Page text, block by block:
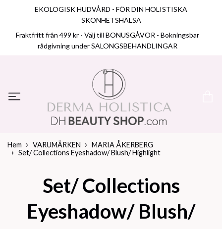
EKOLOGISK HUDVÅRD - FÖR DIN HOLISTISKA
SKÖNHETSHÄLSA
Fraktfritt från 499 kr - Välj till BONUSGÅVOR - Bokningsbar
rådgivning under SALONGSBEHANDLINGAR
Hem VARUMÄRKEN
MARIA ÅKERBERG
Set/ Collections Eyeshadow/ Blush/ Highlight
Set/ Collections
Eyeshadow/ Blush/